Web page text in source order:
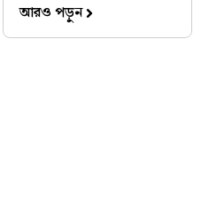
আরও পড়ুন